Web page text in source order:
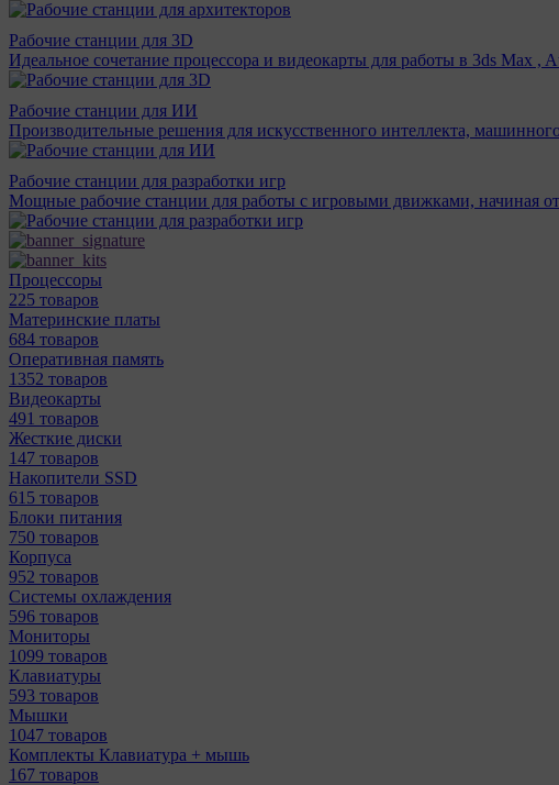
Рабочие станции для 3D
Идеальное сочетание процессора и видеокарты для работы в 3ds Max ,
Рабочие станции для ИИ
Производительные решения для искусственного интеллекта,
Рабочие станции для разработки игр
Мощные рабочие станции для работы с игровыми движками, начиная
Процессоры
225 товаров
Материнcкие платы
684 товаров
Оперативная память
1352 товаров
Видеокарты
491 товаров
Жесткие диски
147 товаров
Накопители SSD
615 товаров
Блоки питания
750 товаров
Корпуса
952 товаров
Системы охлаждения
596 товаров
Мониторы
1099 товаров
Клавиатуры
593 товаров
Мышки
1047 товаров
Комплекты Клавиатура + мышь
167 товаров